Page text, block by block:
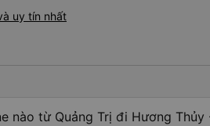
uy tín nhất
nào từ Quảng Trị đi Hương